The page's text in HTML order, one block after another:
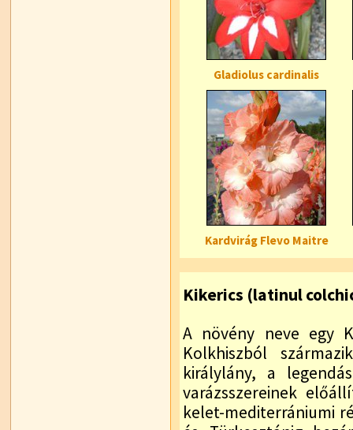
Gladiolus cardinalis
Kardvirág Flevo Maitre
Kikerics (latinul
A növény neve egy
Kolkhiszból
királylány, a
varázsszereinek
kelet-mediterrániumi